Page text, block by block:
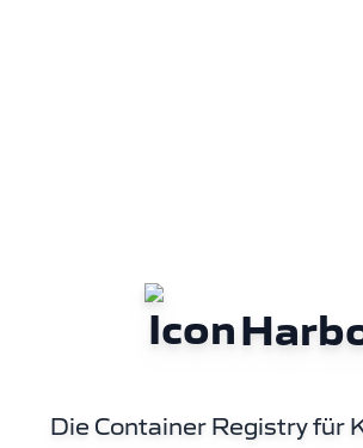
Die Container Registry für